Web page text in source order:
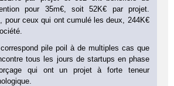
pour 35m€, soit 52K€ par projet.
pour ceux qui ont cumulé les deux, 244K€
pile poil à de multiples cas que
tous les jours de startups en phase
qui ont un projet à forte teneur